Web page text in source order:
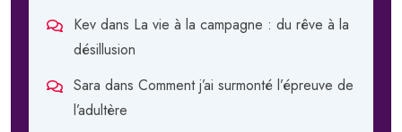
Kev dans La vie à la campagne : du rêve à la
désillusion
Sara dans Comment j’ai surmonté l’épreuve de
l’adultère